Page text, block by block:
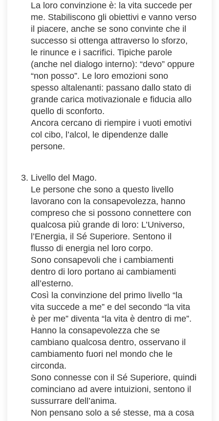
La loro convinzione è: la vita succede per
me. Stabiliscono gli obiettivi e vanno verso
il piacere, anche se sono convinte che il
successo si ottenga attraverso lo sforzo,
le rinunce e i sacrifici. Tipiche parole
(anche nel dialogo interno): “devo” oppure
“non posso”. Le loro emozioni sono
spesso altalenanti: passano dallo stato di
grande carica motivazionale e fiducia allo
quello di sconforto.
Ancora cercano di riempire i vuoti emotivi
col cibo, l’alcol, le dipendenze dalle
persone.
Livello del Mago.
Le persone che sono a questo livello
lavorano con la consapevolezza, hanno
compreso che si possono connettere con
qualcosa più grande di loro: L’Universo,
l’Energia, il Sé Superiore. Sentono il
flusso di energia nel loro corpo.
Sono consapevoli che i cambiamenti
dentro di loro portano ai cambiamenti
all’esterno.
Così la convinzione del primo livello “la
vita succede a me” e del secondo “la vita
è per me” diventa “la vita è dentro di me”.
Hanno la consapevolezza che se
cambiano qualcosa dentro, osservano il
cambiamento fuori nel mondo che le
circonda.
Sono connesse con il Sé Superiore, quindi
cominciano ad avere intuizioni, sentono il
sussurrare dell’anima.
Non pensano solo a sé stesse, ma a cosa